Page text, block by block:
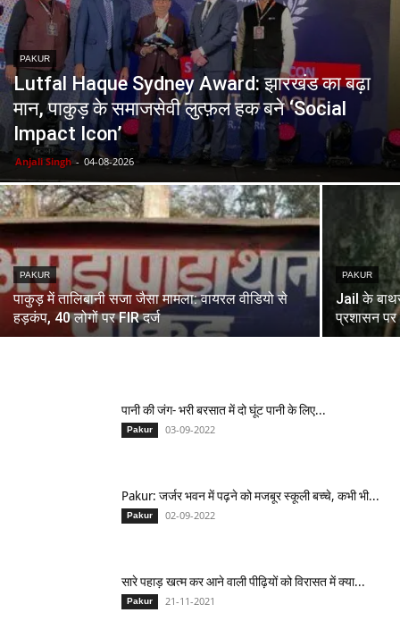
PAKUR
Lutfal Haque Sydney Award: झारखंड का बढ़ा
मान, पाकुड़ के समाजसेवी लुत्फ़ल हक बने ‘Social
Impact Icon’
Anjali Singh - 04-08-2026
PAKUR
पाकुड़ में तालिबानी सजा जैसा मामला: वायरल वीडियो से
हड़कंप, 40 लोगों पर FIR दर्ज
PAKUR
Jail के
प्रशासन
पानी की जंग- भरी बरसात में दो घूंट पानी के लिए...
Pakur 03-09-2022
Pakur: जर्जर भवन में पढ़ने को मजबूर स्कूली बच्चे, कभी भी...
Pakur 02-09-2022
सारे पहाड़ खत्म कर आने वाली पीढ़ियों को विरासत में क्या...
Pakur 21-11-2021